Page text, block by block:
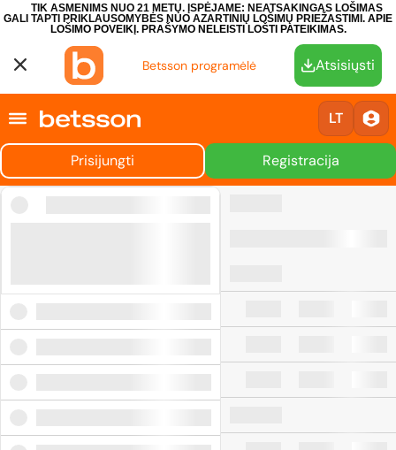
TIK ASMENIMS NUO 21 METŲ. ĮSPĖJAME: NEATSAKINGAS LOŠIMAS
GALI TAPTI PRIKLAUSOMYBĖS NUO AZARTINIŲ LOŠIMŲ PRIEŽASTIMI. APIE
LOŠIMO POVEIKĮ. PRAŠYMO NELEISTI LOŠTI PATEIKIMAS.
Betsson programėlė Atsisiųsti
LT
Prisijungti Registracija